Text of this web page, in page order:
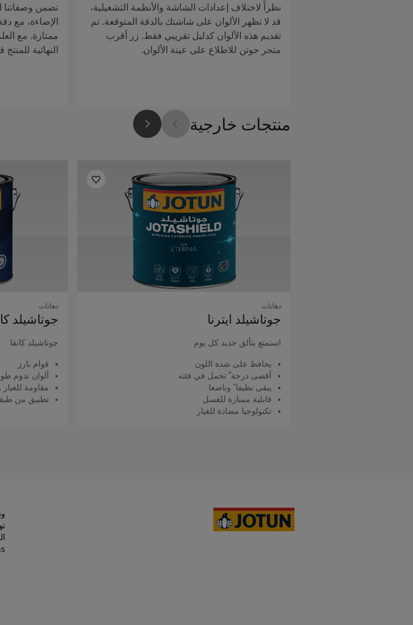
نظراً لاختلاف إعدادات الشاشة والأنظمة التشغيلية،
قد لا تظهر الألوان على شاشتك بالدقة المتوقعة. تم
تقديم هذه الألوان كدليل تقريبي فقط. زر أقرب
متجر جوتن للاطلاع على عينة الألوان.
تضمن
الإضاءة، مع
ممتازة. مع
النهائية
منتجات خارجية
دهانات
جوتاشيلد اﻳﺘﺮﻧﺎ
استمتع بتألق جديد كل يوم
يحافظ على شدة اللون
أقصى درجة ّ تحمل في فئته
يبقى نظيفا ً وناصعا
قابلية ممتازة للغسل
تكنولوجيا مضادة للغبار
دهانات
جوتاشيلد
جوتاشيلد كانڤا
قوام بارز
ألوان تدوم
مقاومة للغبار
تطبيق من